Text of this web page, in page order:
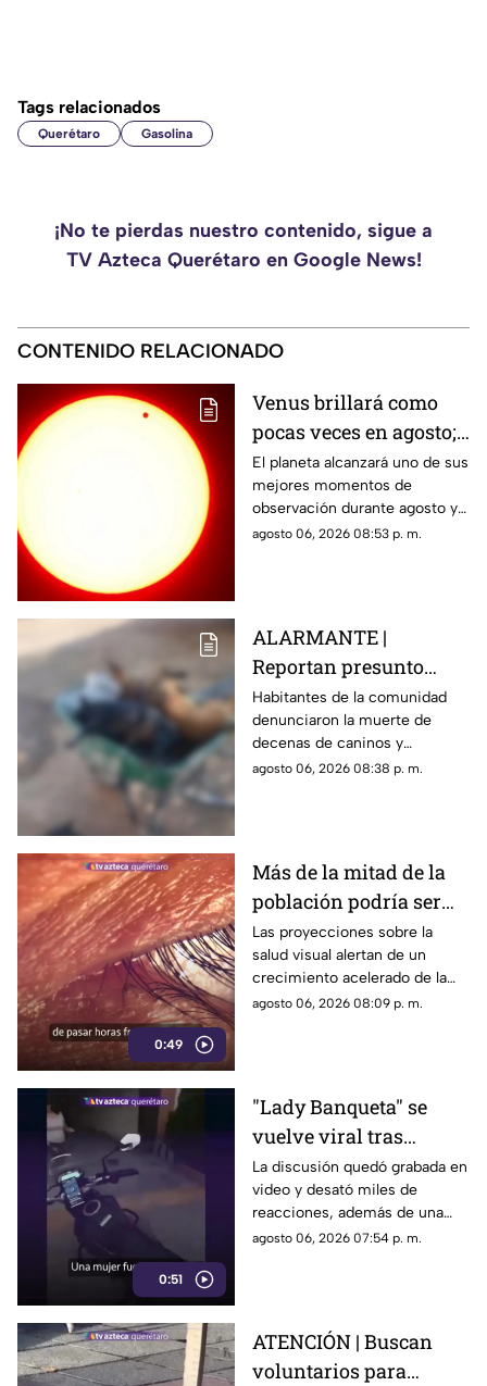
Tags relacionados
Querétaro Gasolina
¡No te pierdas nuestro contenido, sigue a
TV Azteca Querétaro en Google News!
CONTENIDO RELACIONADO
Venus brillará como
pocas veces en agosto;
a esta hora podrás
verlo durante este mes
El planeta alcanzará uno de sus
mejores momentos de
observación durante agosto y
podrá distinguirse sin
agosto 06, 2026 08:53 p. m.
ALARMANTE |
Reportan presunto
env3nen4miento de al
menos 23 perros en
esta zona de Querétaro:
IMAGENES SENSIBLES
Habitantes de la comunidad
denunciaron la muerte de
decenas de caninos y
solicitaron que se esclarezcan
agosto 06, 2026 08:38 p. m.
0:49
Más de la mitad de la
población podría ser
miope en 2050;
especialistas advierten
las causas
Las proyecciones sobre la
salud visual alertan de un
crecimiento acelerado de la
miopía y señalan que pasar
agosto 06, 2026 08:09 p. m.
0:51
"Lady Banqueta" se
vuelve viral tras
confrontar a un
repartidor; así fue el
momento
La discusión quedó grabada en
video y desató miles de
reacciones, además de una
muestra de apoyo de
agosto 06, 2026 07:54 p. m.
ATENCIÓN | Buscan
voluntarios para